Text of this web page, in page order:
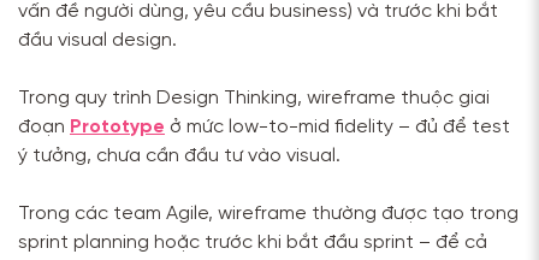
vấn đề người dùng, yêu cầu business) và trước khi bắt
đầu visual design.
Trong quy trình Design Thinking, wireframe thuộc giai
đoạn Prototype ở mức low-to-mid fidelity – đủ để test
ý tưởng, chưa cần đầu tư vào visual.
Trong các team Agile, wireframe thường được tạo trong
sprint planning hoặc trước khi bắt đầu sprint – để cả